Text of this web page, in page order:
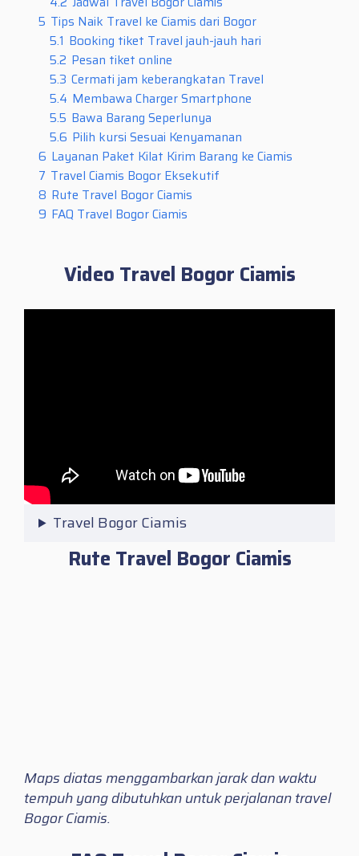
5 Tips Naik Travel ke Ciamis dari Bogor
5.1 Booking tiket Travel jauh-jauh hari
5.2 Pesan tiket online
5.3 Cermati jam keberangkatan Travel
5.4 Membawa Charger Smartphone
5.5 Bawa Barang Seperlunya
5.6 Pilih kursi Sesuai Kenyamanan
6 Layanan Paket Kilat Kirim Barang ke Ciamis
7 Travel Ciamis Bogor Eksekutif
8 Rute Travel Bogor Ciamis
9 FAQ Travel Bogor Ciamis
Video Travel Bogor Ciamis
Travel Bogor Ciamis
Rute Travel Bogor Ciamis
Maps diatas menggambarkan jarak dan waktu
tempuh yang dibutuhkan untuk perjalanan travel
Bogor Ciamis.